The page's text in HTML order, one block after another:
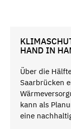
HAND IN
Über die
Saarbrücken
kann als
eine